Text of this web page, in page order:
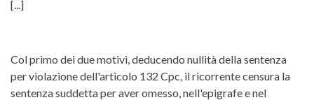
[...]
Col primo dei due motivi, deducendo nullità della sentenza
per violazione dell'articolo 132 Cpc, il ricorrente censura la
sentenza suddetta per aver omesso, nell'epigrafe e nel